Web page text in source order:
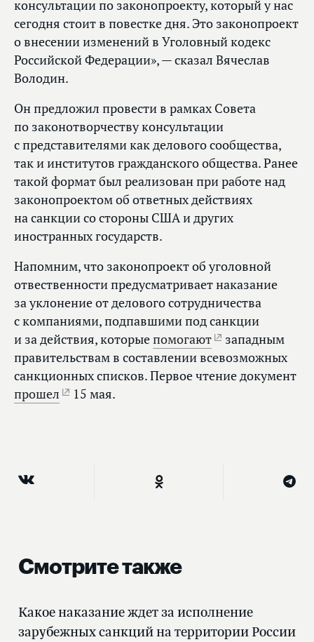
консультации по законопроекту, который у нас
сегодня стоит в повестке дня. Это законопроект
о внесении изменений в Уголовный кодекс
Российской Федерации», — сказал Вячеслав
Володин.
Он предложил провести в рамках Совета
по законотворчеству консультации
с представителями как делового сообщества,
так и институтов гражданского общества. Ранее
такой формат был реализован при работе над
законопроектом об ответных действиях
на санкции со стороны США и других
иностранных государств.
Напомним, что законопроект об уголовной
отвественности предусматривает наказание
за уклонение от делового сотрудничества
с компаниями, подпавшими под санкции
и за действия, которыепомогают
западным
правительствам в составлении всевозможных
санкционных списков. Первое чтение документ
прошел
15 мая.
Смотрите также
Какое наказание ждет за исполнение
зарубежных санкций на территории России